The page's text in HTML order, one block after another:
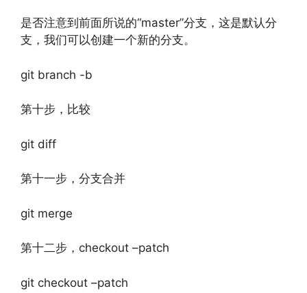
是否注意到前面所说的“master”分支，这是默认分
支，我们可以创建一个新的分支。
git branch -b
第十步，比较
git diff
第十一步，分支合并
git merge
第十二步，checkout –patch
git checkout –patch